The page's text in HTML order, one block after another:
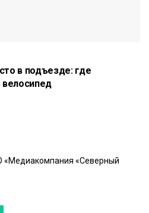
в подъезде: где
велосипед
«Северный